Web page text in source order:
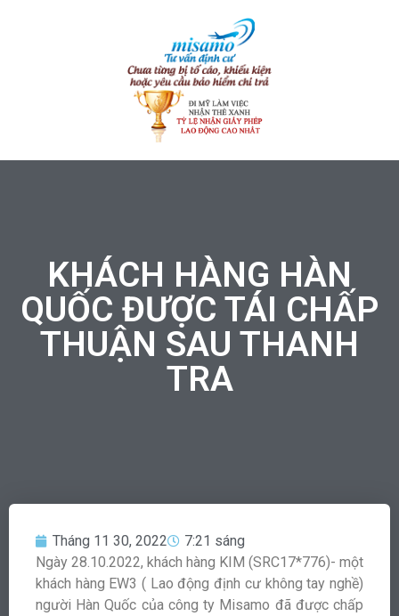
KHÁCH HÀNG HÀN
QUỐC ĐƯỢC TÁI CHẤP
THUẬN SAU THANH
TRA
Tháng 11 30, 2022
7:21 sáng
Ngày 28.10.2022, khách hàng KIM (SRC17*776)- một
khách hàng EW3 ( Lao động định cư không tay nghề)
người Hàn Quốc của công ty Misamo đã được chấp